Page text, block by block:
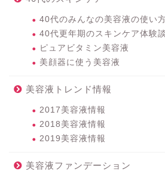
40代のみんなの美容液の使い
40代更年期のスキンケア体験談
ピュアビタミン美容液
美顔器に使う美容液
美容液トレンド情報
2017美容液情報
2018美容液情報
2019美容液情報
美容液ファンデーション